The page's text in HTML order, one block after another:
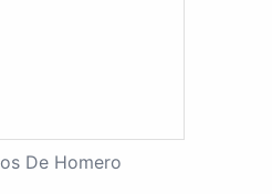
De Homero